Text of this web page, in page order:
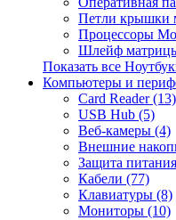
Петли крышки
Процессоры
Шлейф
Показать все
Компьютеры и
Card Reader (13)
USB Hub (5)
Веб-камеры (4)
Внешние
Защита
Кабели (77)
Клавиатуры (8)
Мониторы (10)